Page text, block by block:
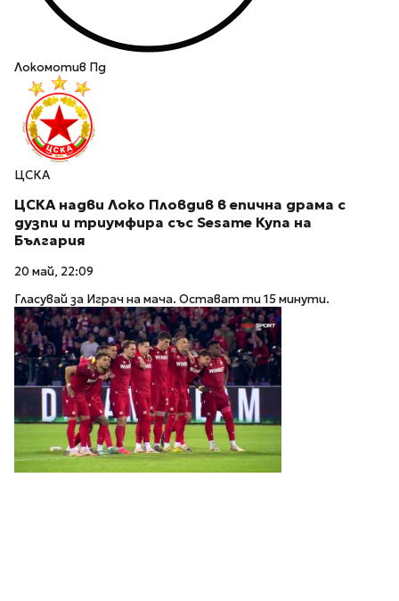
Локомотив Пд
ЦСКА
ЦСКА надви Локо Пловдив в епична драма с
дузпи и триумфира със Sesame Купа на
България
20 май, 22:09
Гласувай за Играч на мача. Остават ти 15 минути.